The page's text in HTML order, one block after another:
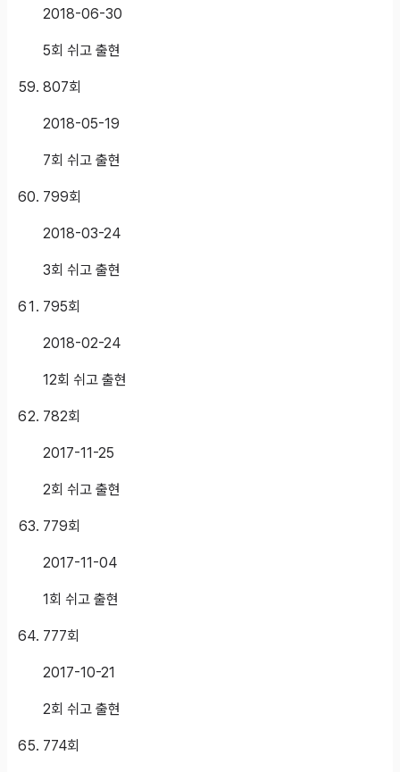
2018-06-30
5회 쉬고 출현
807회
2018-05-19
7회 쉬고 출현
799회
2018-03-24
3회 쉬고 출현
795회
2018-02-24
12회 쉬고 출현
782회
2017-11-25
2회 쉬고 출현
779회
2017-11-04
1회 쉬고 출현
777회
2017-10-21
2회 쉬고 출현
774회